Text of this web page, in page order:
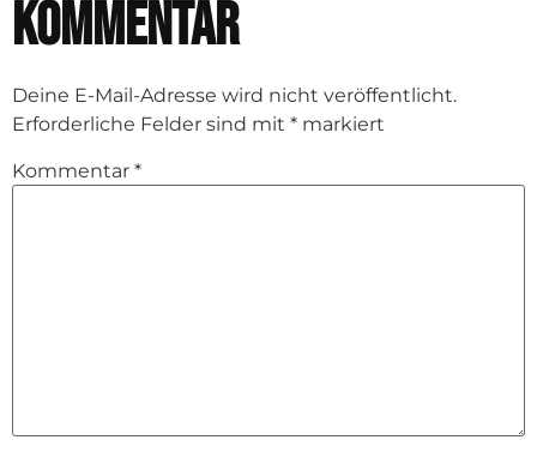
Kommentar
Deine E-Mail-Adresse wird nicht veröffentlicht.
Erforderliche Felder sind mit * markiert
Kommentar *